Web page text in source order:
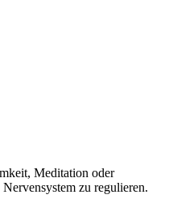
Meditation oder
zu regulieren.